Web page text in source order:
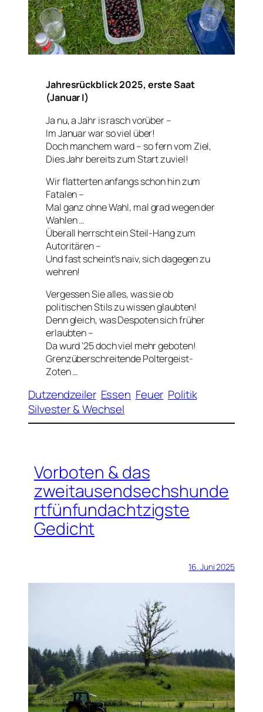
Jahresrückblick 2025, erste Saat
(Januar I)
Ja nu, a Jahr is rasch vorüber –
Im Januar war so viel über!
Doch manchem ward – so fern vom Ziel,
Dies Jahr bereits zum Start zuviel!
Wir flatterten anfangs schon hin zum
Fatalen –
Mal ganz ohne Wahl, mal grad wegen der
Wahlen …
Überall herrscht ein Steil-Hang zum
Autoritären –
Und fast scheint’s naiv, sich dagegen zu
wehren!
Vergessen Sie alles, was sie ob
politischen Stils zu wissen glaubten!
Denn gleich, was Despoten sich früher
erlaubten –
Da wurd ’25 doch viel mehr geboten!
Grenzüberschreitende Poltergeist-
Zoten …
Dutzendzeiler Essen Feuer Politik
Silvester & Wechsel
Vorboten & das
zweitausendsechshunde
rtfünfundachtzigste
Gedicht
16. Juni 2025